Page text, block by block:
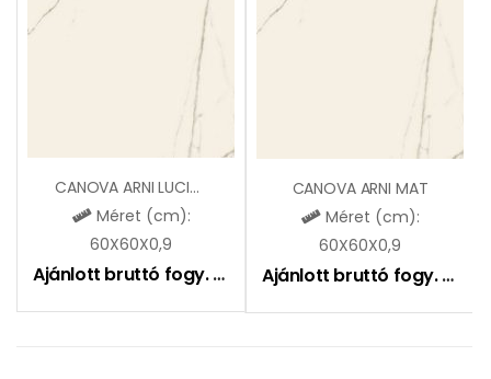
CANOVA ARNI LUCIDO
Méret (cm):
60X60X0,9
Ajánlott bruttó fogy. ár: 16990Ft
CANOVA ARNI MAT
Méret (cm):
60X60X0,9
Ajánlott bruttó fogy. ár: